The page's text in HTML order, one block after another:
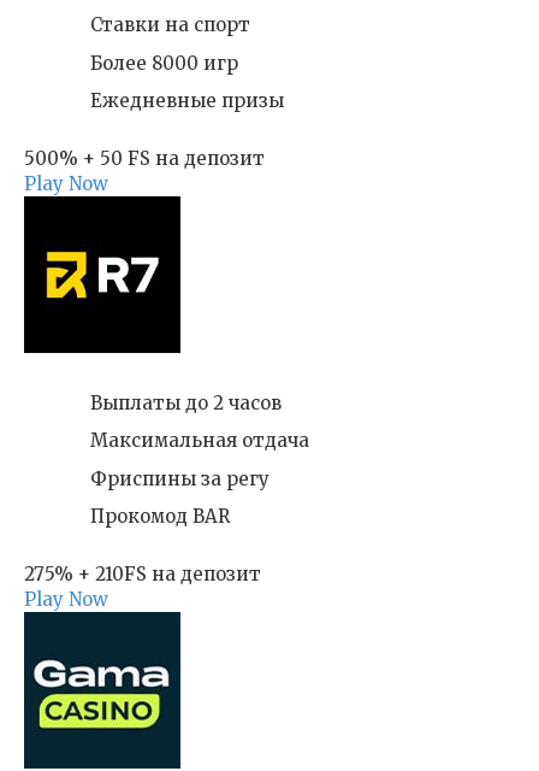
Ставки на спорт
Более 8000 игр
Ежедневные призы
500% + 50 FS на депозит
Play Now
Выплаты до 2 часов
Максимальная отдача
Фриспины за регу
Прокомод BAR
275% + 210FS на депозит
Play Now